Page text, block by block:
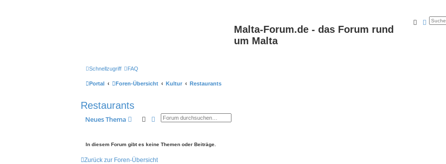
Malta-Forum.de - das Forum rund
um Malta
Suche
Schnellzugriff FAQ
Portal Foren-Übersicht Kultur Restaurants
Restaurants
Neues Thema SucheErweiterte Suche
In diesem Forum gibt es keine Themen oder Beiträge.
Zurück zur Foren-Übersicht